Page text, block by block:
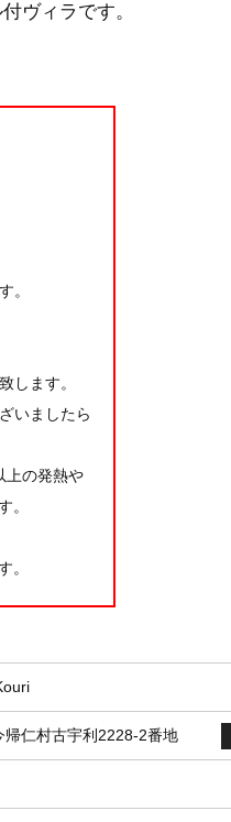
ヴィラです。
。
します。
いましたら
上の発熱や
。
。
帰仁村古宇利2228-2番地